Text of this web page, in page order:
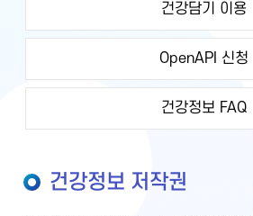
건강담기 이용
OpenAPI 신청
건강정보 FAQ
건강정보 저작권